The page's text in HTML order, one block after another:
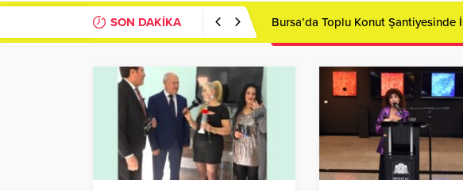
SON DAKİKA Bursa’da Toplu Konut Şantiyesinde